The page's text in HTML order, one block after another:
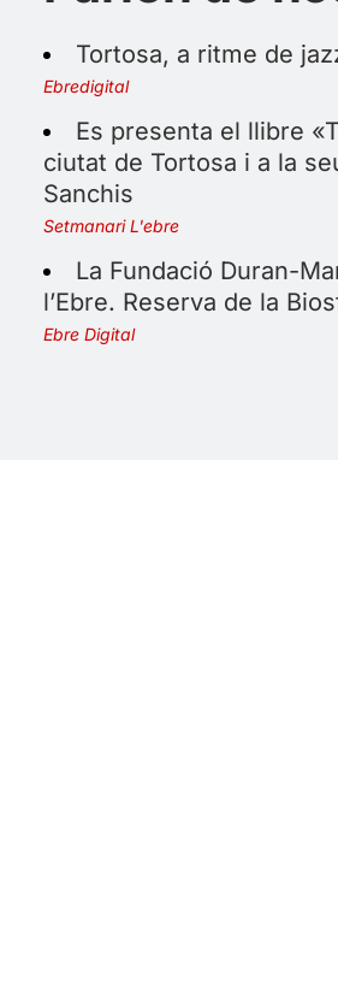
Tortosa, a ritme de
Ebredigital
Es presenta el llibre
ciutat de Tortosa i a la
Sanchis
Setmanari L'ebre
La Fundació Duran-
l’Ebre. Reserva de la
Ebre Digital